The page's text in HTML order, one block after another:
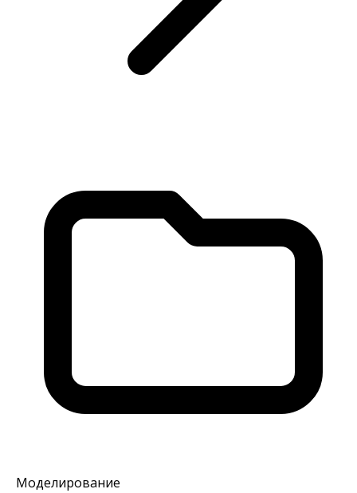
Моделирование